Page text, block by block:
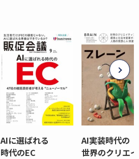
AIに選ばれる
時代のEC
AI実装時代の
世界のクリエ